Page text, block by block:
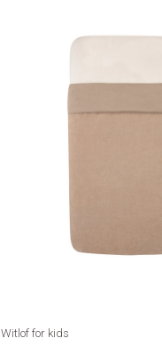
Witlof for kids